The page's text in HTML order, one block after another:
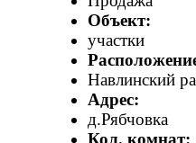
Объект:
участки
Навлинский
Адрес:
д.Рябчовка
Кол. комнат: